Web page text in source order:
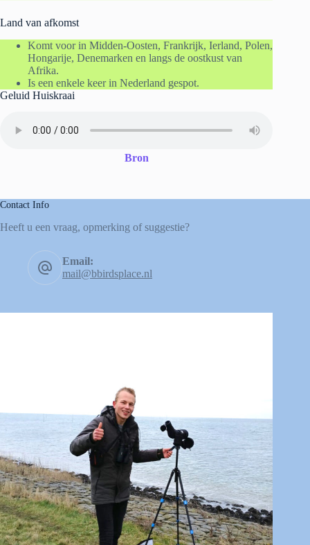
Land van afkomst
Komt voor in Midden-Oosten, Frankrijk, Ierland, Polen,
Hongarije, Denemarken en langs de oostkust van
Afrika.
Is een enkele keer in Nederland gespot.
Geluid Huiskraai
Bron
Contact Info
Heeft u een vraag, opmerking of suggestie?
Email:
mail@bbirdsplace.nl